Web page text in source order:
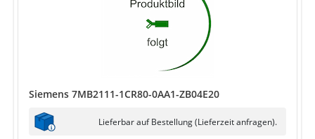
Siemens 7MB2111-1CR80-0AA1-ZB04E20
Lieferbar auf Bestellung (Lieferzeit anfragen).